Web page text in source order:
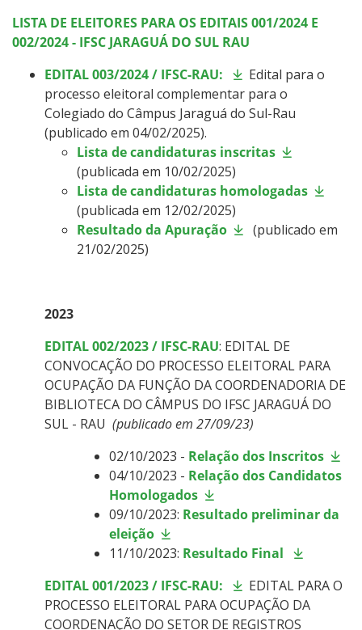
LISTA DE ELEITORES PARA OS EDITAIS 001/2024 E
002/2024 - IFSC JARAGUÁ DO SUL RAU
EDITAL 003/2024/ IFSC-RAU:
Edital para o
processo eleitoral complementar para o
Colegiado do Câmpus Jaraguá do Sul-Rau
(publicado em 04/02/2025).
Lista de candidaturas inscritas
(publicada em 10/02/2025)
Lista de candidaturas homologadas
(publicada em 12/02/2025)
Resultado da Apuração
(publicado em
21/02/2025)
2023
EDITAL 002/2023 / IFSC-RAU: EDITAL DE
CONVOCAÇÃO DO PROCESSO ELEITORAL PARA
OCUPAÇÃO DA FUNÇÃO DA COORDENADORIA DE
BIBLIOTECA DO CÂMPUS DO IFSC JARAGUÁ DO
SUL - RAU (publicado em 27/09/23)
02/10/2023 - Relação dos Inscritos
04/10/2023 - Relação dos Candidatos
Homologados
09/10/2023: Resultado preliminar da
eleição
11/10/2023: Resultado Final
EDITAL 001/2023 / IFSC-RAU:
EDITAL PARA O
PROCESSO ELEITORAL PARA OCUPAÇÃO DA
COORDENAÇÃO DO SETOR DE REGISTROS